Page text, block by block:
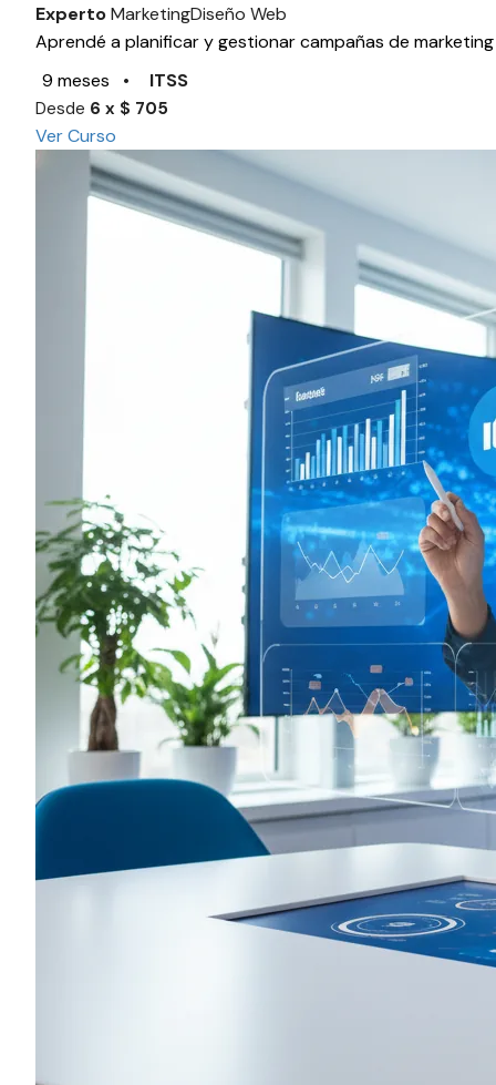
Experto MarketingDiseño Web
Aprendé a planificar y gestionar campañas de
9 meses
• ITSS
Desde 6 x $ 705
Ver Curso